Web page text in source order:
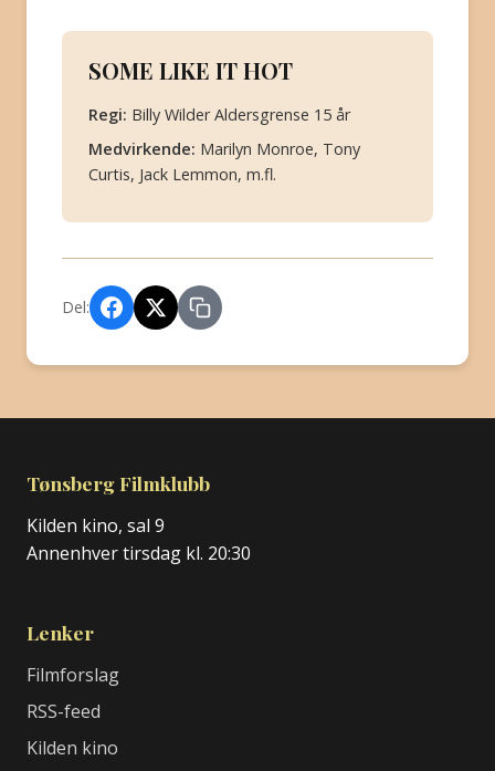
SOME LIKE IT HOT
Regi: Billy Wilder Aldersgrense 15 år
Medvirkende: Marilyn Monroe, Tony
Curtis, Jack Lemmon, m.fl.
Del:
Tønsberg Filmklubb
Kilden kino, sal 9
Annenhver tirsdag kl. 20:30
Lenker
Filmforslag
RSS-feed
Kilden kino